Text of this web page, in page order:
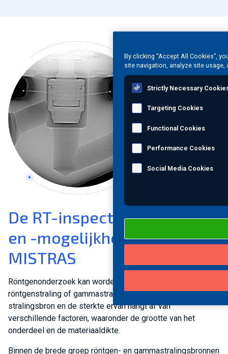
De RT-inspectietechnologie
en -mogelijkheden van
MISTRAS
Röntgenonderzoek kan worden uitgevoerd met behulp van
röntgenstraling of gammastraling. De keuze van de
stralingsbron en de sterkte ervan hangt af van
verschillende factoren, waaronder de grootte van het
onderdeel en de materiaaldikte.
Binnen de brede groep röntgen- en gammastralingsbronnen
By clicking “Accept All Cookies”,
site navigation, analyze site
Strictly Necessary
Targeting Cookies
Functional Cookies
Performance Cookies
Social Media Cookies